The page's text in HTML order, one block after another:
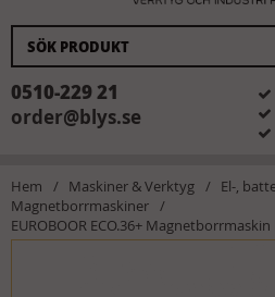
0510-229 21
order@blys.se
Hem Maskiner & Verktyg
El-,
Magnetborrmaskiner
EUROBOOR ECO.36+